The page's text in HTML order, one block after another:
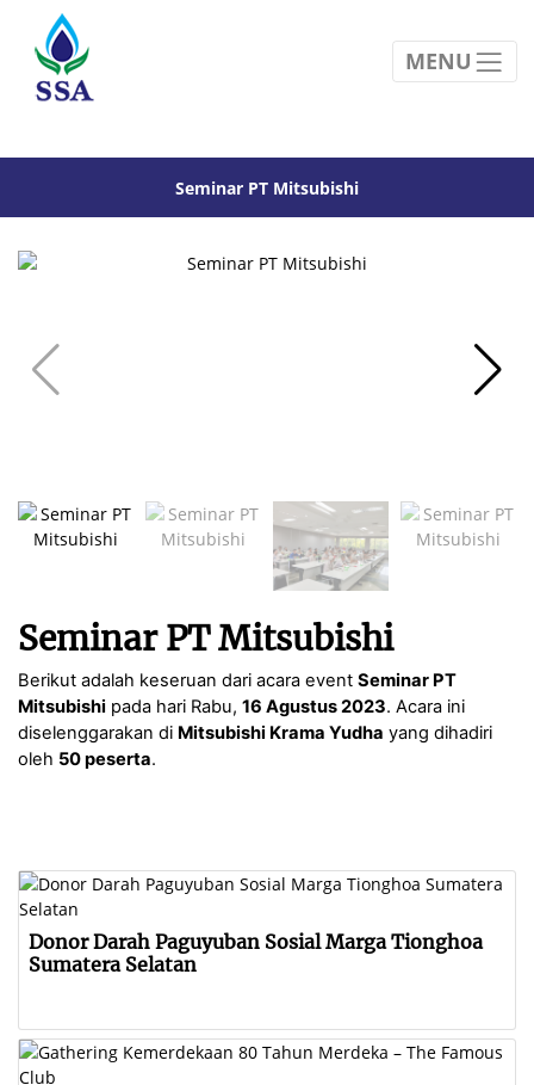
MENU
Seminar PT Mitsubishi
Seminar PT Mitsubishi
Berikut adalah keseruan dari acara event Seminar PT
Mitsubishi pada hari Rabu, 16 Agustus 2023. Acara ini
diselenggarakan di Mitsubishi Krama Yudha yang dihadiri
oleh 50 peserta.
Donor Darah Paguyuban Sosial Marga Tionghoa
Sumatera Selatan